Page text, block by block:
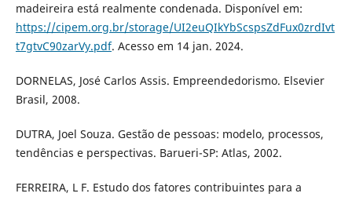
madeireira está realmente condenada. Disponível em:
https://cipem.org.br/storage/UI2euQIkYbScspsZdFux0zrdIvt
t7gtvC90zarVy.pdf. Acesso em 14 jan. 2024.
DORNELAS, José Carlos Assis. Empreendedorismo. Elsevier
Brasil, 2008.
DUTRA, Joel Souza. Gestão de pessoas: modelo, processos,
tendências e perspectivas. Barueri-SP: Atlas, 2002.
FERREIRA, L F. Estudo dos fatores contribuintes para a